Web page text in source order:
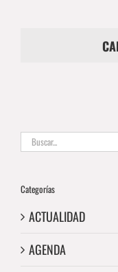
Buscar:
Categorías
ACTUALIDAD
AGENDA